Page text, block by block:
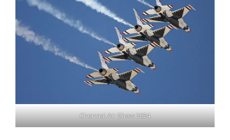
Chennai Air Show 2024